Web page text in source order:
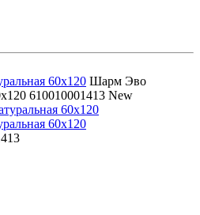
60x120 Шарм Эво
610010001413 New
60x120